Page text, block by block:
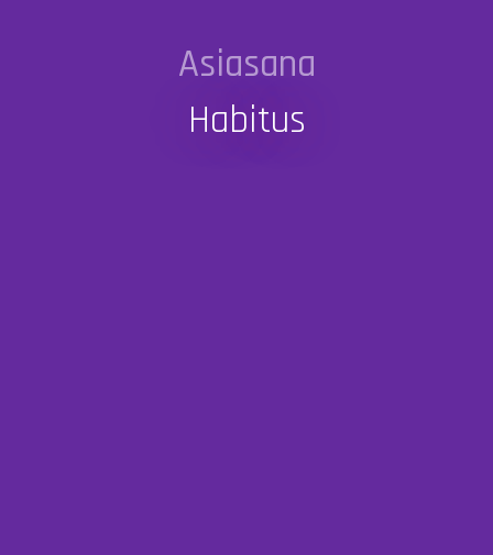
Asiasana
Habitus